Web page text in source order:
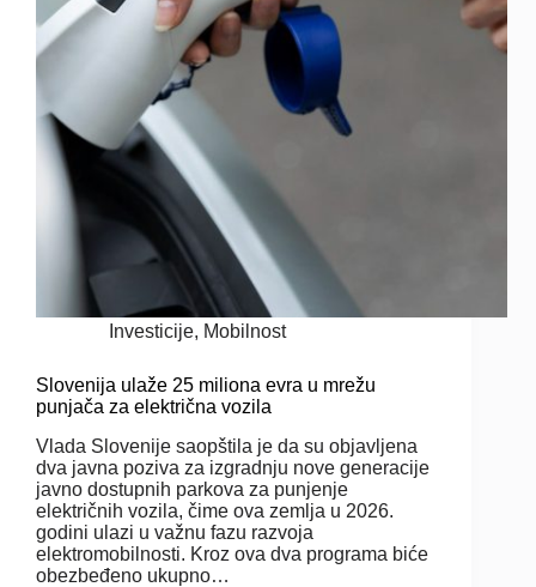
Investicije, Mobilnost
Slovenija ulaže 25 miliona evra u mrežu
punjača za električna vozila
Vlada Slovenije saopštila je da su objavljena
dva javna poziva za izgradnju nove generacije
javno dostupnih parkova za punjenje
električnih vozila, čime ova zemlja u 2026.
godini ulazi u važnu fazu razvoja
elektromobilnosti. Kroz ova dva programa biće
obezbeđeno ukupno…